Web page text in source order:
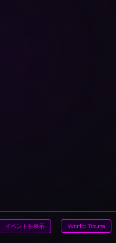
イベントを表示 World Tours